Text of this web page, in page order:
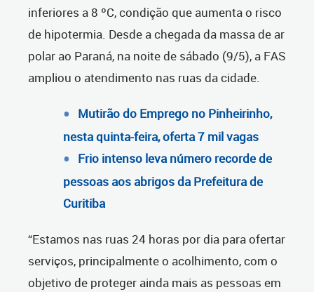
inferiores a 8 ºC, condição que aumenta o risco
de hipotermia. Desde a chegada da massa de ar
polar ao Paraná, na noite de sábado (9/5), a FAS
ampliou o atendimento nas ruas da cidade.
Mutirão do Emprego no Pinheirinho,
nesta quinta-feira, oferta 7 mil vagas
Frio intenso leva número recorde de
pessoas aos abrigos da Prefeitura de
Curitiba
“Estamos nas ruas 24 horas por dia para ofertar
serviços, principalmente o acolhimento, com o
objetivo de proteger ainda mais as pessoas em